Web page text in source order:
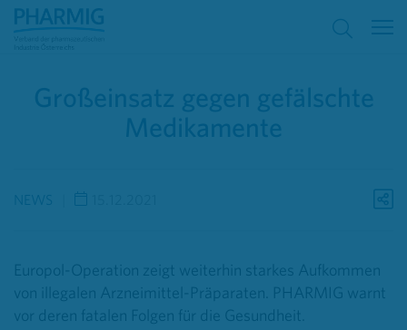
Großeinsatz gegen gefälschte
Medikamente
NEWS
Europol-Operation zeigt weiterhin starkes Aufkommen
von illegalen Arzneimittel-Präparaten. PHARMIG warnt
vor deren fatalen Folgen für die Gesundheit.